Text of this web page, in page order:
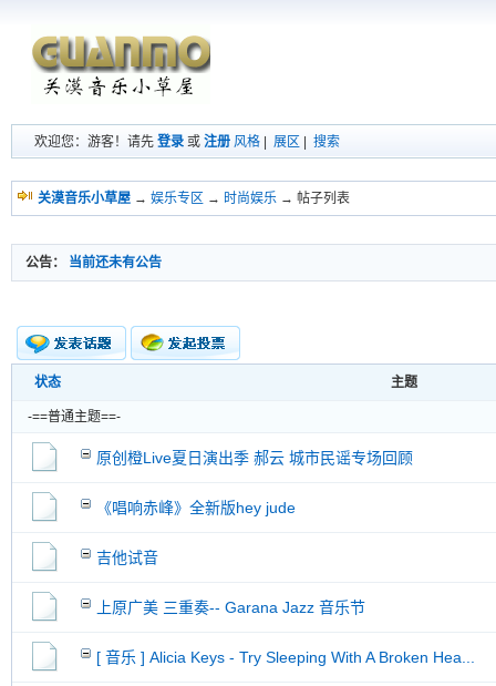
欢迎您：游客！请先 登录 或 注册 风格 展区 搜索
关漠音乐小草屋 → 娱乐专区 → 时尚娱乐 → 帖子列表
公告： 当前还未有公告
新的主题
投票帖
新小字报
状态 主题
-==普通主题==-
原创橙Live夏日演出季 郝云 城市民谣专场回顾
《唱响赤峰》全新版hey jude
吉他试音
上原广美 三重奏-- Garana Jazz 音乐节
[ 音乐 ] Alicia Keys - Try Sleeping With A Broken Hea...